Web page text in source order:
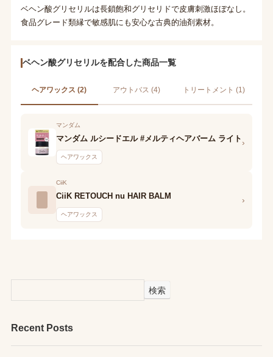
ベヘン酸グリセリルは長鎖飽和グリセリドで皮膚刺激ほぼなし。
食品グレード類縁で敏感肌にも安心な古典的油剤素材。
ベヘン酸グリセリルを配合した商品一覧
ヘアワックス (2) アウトバス (4) トリートメント (1)
マンダム
マンダム ルシードエル #メルティヘアバーム ライト
ヘアワックス
›
CiiK
CiiK RETOUCH nu HAIR BALM
ヘアワックス
›
検索
Recent Posts